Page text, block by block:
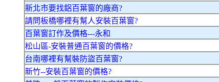
新北市要找鋁百葉窗的廠商?
請問板橋哪裡有幫人安裝百葉窗?
百葉窗訂作及價格---永和
松山區-安裝普通百葉窗的價格?
台南哪裡有幫裝防盜百葉窗?
新竹--安裝百葉窗的價格?